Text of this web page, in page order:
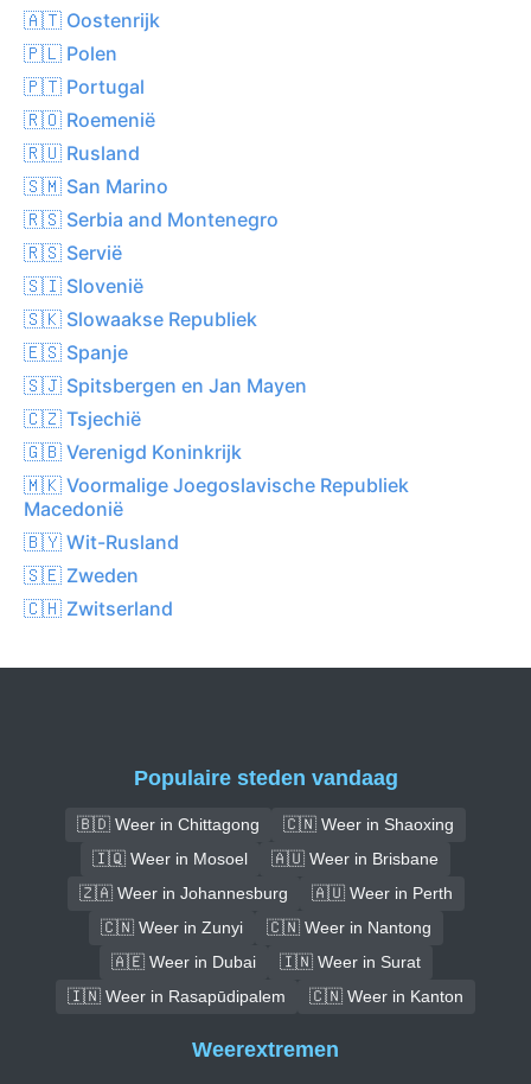
🇦🇹 Oostenrijk
🇵🇱 Polen
🇵🇹 Portugal
🇷🇴 Roemenië
🇷🇺 Rusland
🇸🇲 San Marino
🇷🇸 Serbia and Montenegro
🇷🇸 Servië
🇸🇮 Slovenië
🇸🇰 Slowaakse Republiek
🇪🇸 Spanje
🇸🇯 Spitsbergen en Jan Mayen
🇨🇿 Tsjechië
🇬🇧 Verenigd Koninkrijk
🇲🇰 Voormalige Joegoslavische Republiek
Macedonië
🇧🇾 Wit-Rusland
🇸🇪 Zweden
🇨🇭 Zwitserland
Populaire steden vandaag
🇧🇩 Weer in Chittagong
🇨🇳 Weer in Shaoxing
🇮🇶 Weer in Mosoel
🇦🇺 Weer in Brisbane
🇿🇦 Weer in Johannesburg
🇦🇺 Weer in Perth
🇨🇳 Weer in Zunyi
🇨🇳 Weer in Nantong
🇦🇪 Weer in Dubai
🇮🇳 Weer in Surat
🇮🇳 Weer in Rasapūdipalem
🇨🇳 Weer in Kanton
Weerextremen